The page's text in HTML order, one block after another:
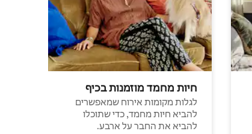
חיות מחמד מוזמנות בכיף
לגלות מקומות אירוח שמאפשרים
להביא חיות מחמד, כדי שתוכלו
להביא את החבר על ארבע.